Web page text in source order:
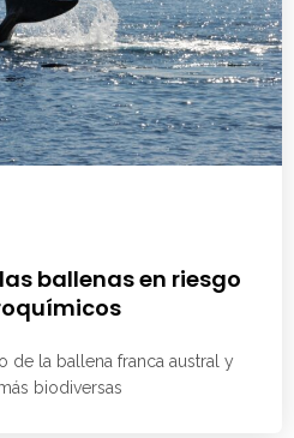
ballenas en riesgo
de la ballena franca austral y
biodiversas